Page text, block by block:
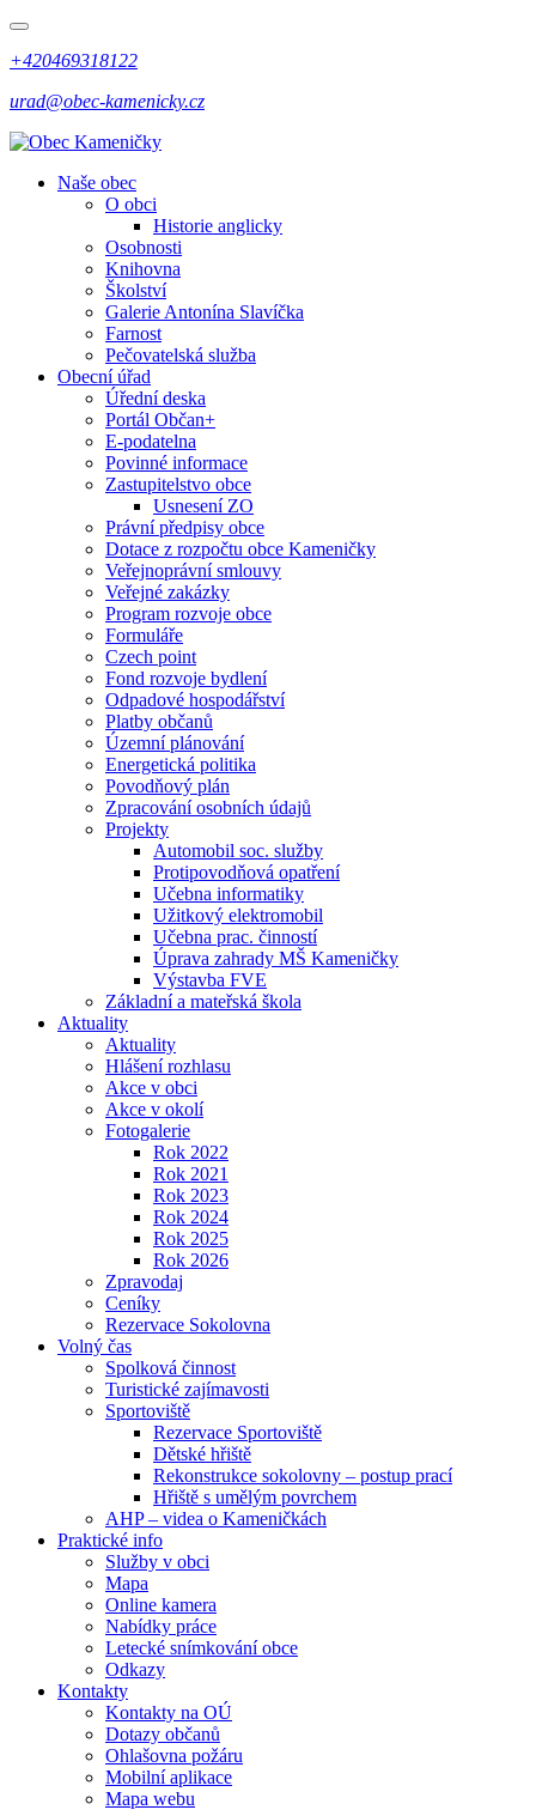
+420469318122
urad@obec-kamenicky.cz
Naše obec
O obci
Historie anglicky
Osobnosti
Knihovna
Školství
Galerie Antonína Slavíčka
Farnost
Pečovatelská služba
Obecní úřad
Úřední deska
Portál Občan+
E-podatelna
Povinné informace
Zastupitelstvo obce
Usnesení ZO
Právní předpisy obce
Dotace z rozpočtu obce Kameničky
Veřejnoprávní smlouvy
Veřejné zakázky
Program rozvoje obce
Formuláře
Czech point
Fond rozvoje bydlení
Odpadové hospodářství
Platby občanů
Územní plánování
Energetická politika
Povodňový plán
Zpracování osobních údajů
Projekty
Automobil soc. služby
Protipovodňová opatření
Učebna informatiky
Užitkový elektromobil
Učebna prac. činností
Úprava zahrady MŠ Kameničky
Výstavba FVE
Základní a mateřská škola
Aktuality
Aktuality
Hlášení rozhlasu
Akce v obci
Akce v okolí
Fotogalerie
Rok 2022
Rok 2021
Rok 2023
Rok 2024
Rok 2025
Rok 2026
Zpravodaj
Ceníky
Rezervace Sokolovna
Volný čas
Spolková činnost
Turistické zajímavosti
Sportoviště
Rezervace Sportoviště
Dětské hřiště
Rekonstrukce sokolovny – postup prací
Hřiště s umělým povrchem
AHP – videa o Kameničkách
Praktické info
Služby v obci
Mapa
Online kamera
Nabídky práce
Letecké snímkování obce
Odkazy
Kontakty
Kontakty na OÚ
Dotazy občanů
Ohlašovna požáru
Mobilní aplikace
Mapa webu